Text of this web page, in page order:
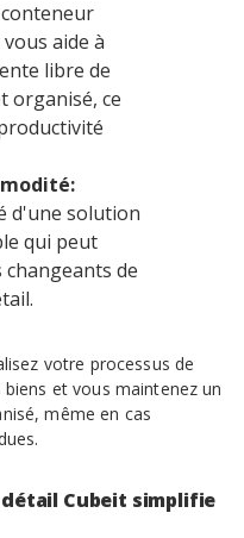
aide à
libre de
organisé, ce
d'une solution
qui peut
de
votre processus de
et vous maintenez un
même en cas
Cubeit simplifie